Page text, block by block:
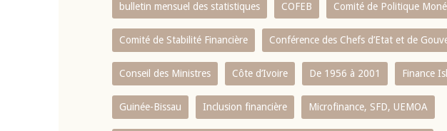
bulletin mensuel des statistiques COFEB Comité de Politique
Comité de Stabilité Financière Conférence des Chefs d’Etat et de
Conseil des Ministres Côte d’Ivoire De 1956 à 2001 Finance
Guinée-Bissau Inclusion financière Microfinance, SFD, UEMOA